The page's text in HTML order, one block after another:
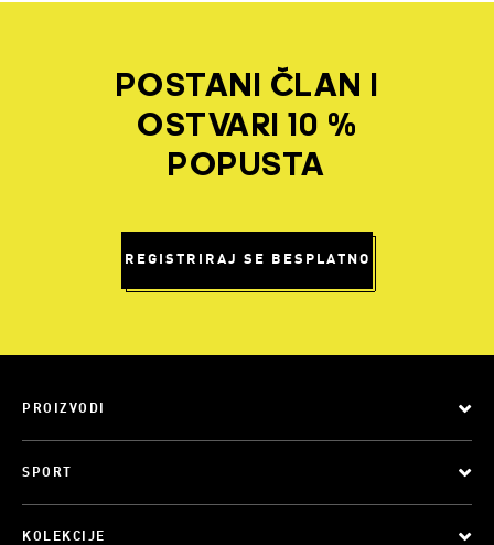
POSTANI ČLAN I
OSTVARI 10 %
POPUSTA
REGISTRIRAJ SE BESPLATNO
PROIZVODI
SPORT
KOLEKCIJE